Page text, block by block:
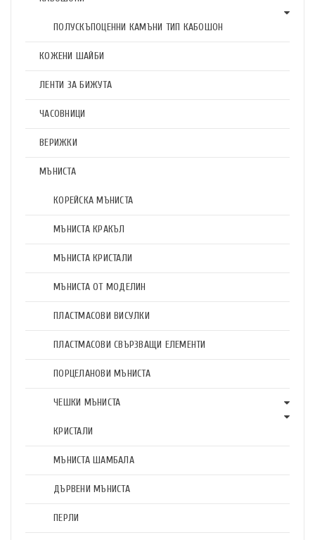
ПОЛУСКЪПОЦЕННИ КАМЪНИ ТИП КАБОШОН
КОЖЕНИ ШАЙБИ
ЛЕНТИ ЗА БИЖУТА
ЧАСОВНИЦИ
ВЕРИЖКИ
МЪНИСТА
КОРЕЙСКА МЪНИСТА
МЪНИСТА КРАКЪЛ
МЪНИСТА КРИСТАЛИ
МЪНИСТА ОТ МОДЕЛИН
ПЛАСТМАСОВИ ВИСУЛКИ
ПЛАСТМАСОВИ СВЪРЗВАЩИ ЕЛЕМЕНТИ
ПОРЦЕЛАНОВИ МЪНИСТА
ЧЕШКИ МЪНИСТА
КРИСТАЛИ
МЪНИСТА ШАМБАЛА
ДЪРВЕНИ МЪНИСТА
ПЕРЛИ